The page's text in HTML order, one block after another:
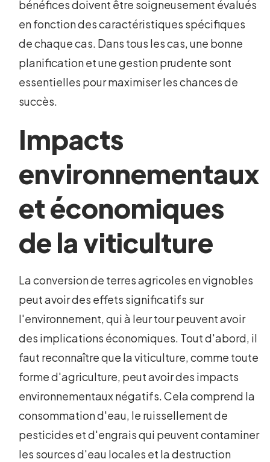
bénéfices doivent être soigneusement évalués
en fonction des caractéristiques spécifiques
de chaque cas. Dans tous les cas, une bonne
planification et une gestion prudente sont
essentielles pour maximiser les chances de
succès.
Impacts
environnementaux
et économiques
de la viticulture
La conversion de terres agricoles en vignobles
peut avoir des effets significatifs sur
l'environnement, qui à leur tour peuvent avoir
des implications économiques. Tout d'abord, il
faut reconnaître que la viticulture, comme toute
forme d'agriculture, peut avoir des impacts
environnementaux négatifs. Cela comprend la
consommation d'eau, le ruissellement de
pesticides et d'engrais qui peuvent contaminer
les sources d'eau locales et la destruction